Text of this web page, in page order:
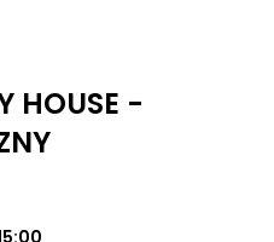
HOUSE -